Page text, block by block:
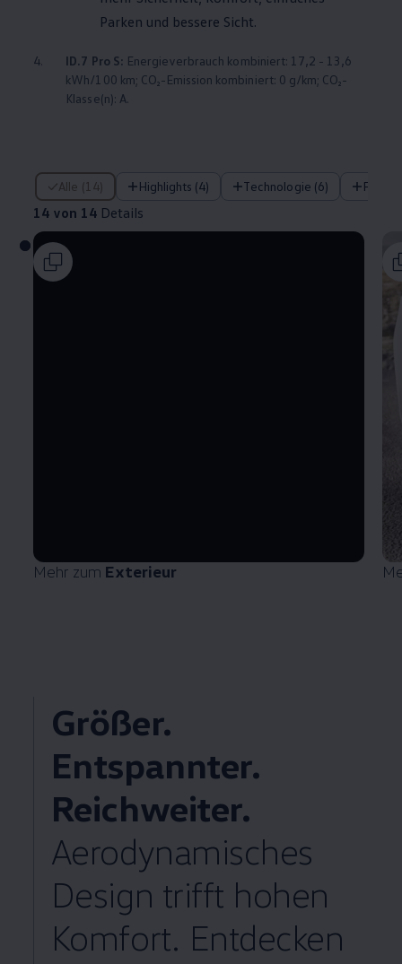
Parken und bessere Sicht.
4. ID.7 Pro S: Energieverbrauch kombiniert: 17,2 - 13,6
kWh/100 km; CO₂-Emission kombiniert: 0 g/km; CO₂-
Klasse(n): A.
Alle (14) Highlights (4) Technologie (6)
14 von 14 Details
14 von 14 Details
Mehr zum Exterieur
Größer.
Entspannter.
Reichweiter.
Aerodynamisches
Design trifft hohen
Komfort. Entdecken